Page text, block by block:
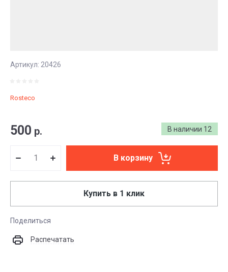
Артикул: 20426
Rosteco
В наличии 12
500 р.
В корзину
Купить в 1 клик
Поделиться
Распечатать